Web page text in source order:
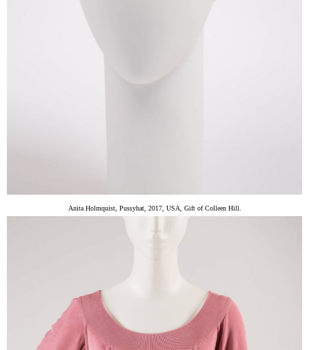
Anita Holmquist, Pussyhat, 2017, USA, Gift of Colleen Hill.